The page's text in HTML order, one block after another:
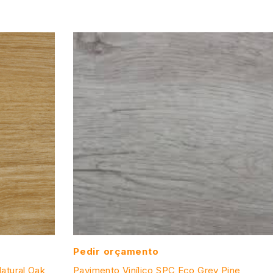
Oak
Pedir orçamento
Pavimento Vinílico SPC Eco Grey Pine